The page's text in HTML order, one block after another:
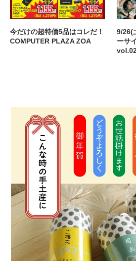
今だけの超特価5品はコレだ！
COMPUTER PLAZA ZOA
9/26(
ーサ